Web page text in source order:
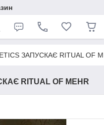
ЗАПУСКАЄ RITUAL OF
RITUAL OF MEHR